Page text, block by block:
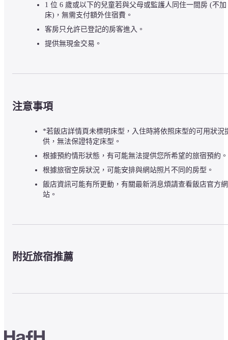
1 位 6 歲或以下的兒童若與父母或監護人同住一間房 (不加
床)，無需支付額外住宿費。
客房只允許已登記的房客進入。
提供無現金交易。
注意事項
*若飯店詳情頁未標明床型，入住時將依照床型的可用狀況
供，無法保證特定床型。
根據預約情形狀態，有可能無法提供您所希望的旅宿預約。
根據旅宿空房狀況，可能安排與網站照片不同的房型。
飯店資訊可能有所更動，有關最新消息煩請查看飯店官方網
站。
附近旅宿推薦